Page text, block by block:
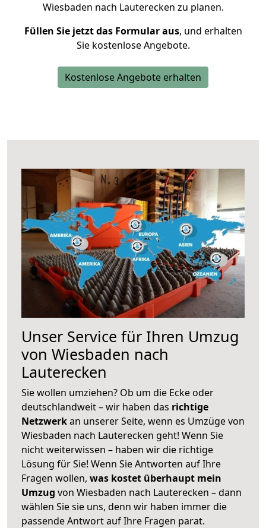
Wiesbaden nach Lauterecken zu planen.
Füllen Sie jetzt das Formular aus, und erhalten
Sie kostenlose Angebote.
Kostenlose Angebote erhalten
Unser Service für Ihren Umzug
von Wiesbaden nach
Lauterecken
Sie wollen umziehen? Ob um die Ecke oder
deutschlandweit – wir haben das richtige
Netzwerkan unserer Seite, wenn es Umzüge von
Wiesbaden nach Lauterecken geht! Wenn Sie
nicht weiterwissen – haben wir die richtige
Lösung für Sie! Wenn Sie Antworten auf Ihre
Fragen wollen, was kostet überhaupt mein
Umzug von Wiesbaden nach Lauterecken – dann
wählen Sie sie uns, denn wir haben immer die
passende Antwort auf Ihre Fragen parat.